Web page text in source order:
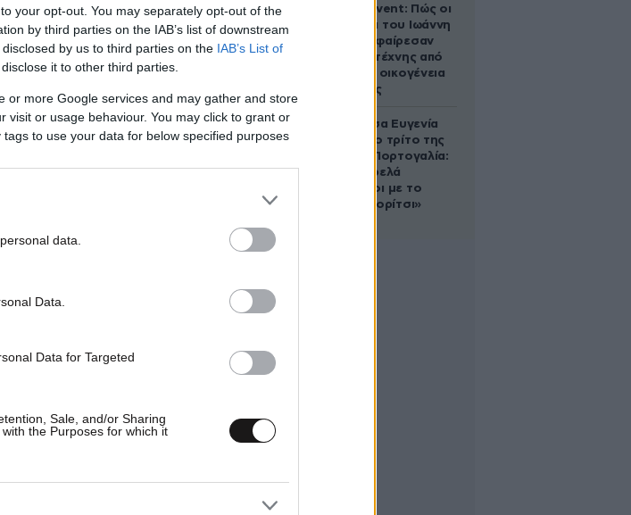
your opt-out. You may separately opt-out of the
by third parties on the IAB’s list of downstream
by us to third parties on the IAB’s List of
it to other third parties.
or more Google services and may gather and store
visit or usage behaviour. You may click to grant or
to use your data for below specified purposes
data.
Data.
Data for Targeted
Sale, and/or Sharing
the Purposes for which it
Παλάτι Marivent: Πώς οι
κληρονόμοι του Ιωάννη
Σαριδάκη αφαίρεσαν
1.300 έργα τέχνης από
τη βασιλική οικογένεια
της Ισπανίας
Η πριγκίπισσα Ευγενία
απέκτησε το τρίτο της
παιδί στην Πορτογαλία:
«Είμαστε τρελά
ερωτευμένοι με το
μικρό μας κορίτσι»